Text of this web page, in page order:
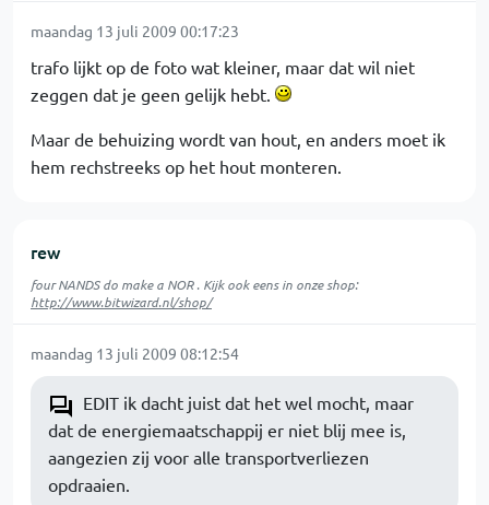
maandag 13 juli 2009 00:17:23
trafo lijkt op de foto wat kleiner, maar dat wil niet
zeggen dat je geen gelijk hebt.
Maar de behuizing wordt van hout, en anders moet ik
hem rechstreeks op het hout monteren.
rew
four NANDS do make a NOR . Kijk ook eens in onze shop:
http://www.bitwizard.nl/shop/
maandag 13 juli 2009 08:12:54
EDIT ik dacht juist dat het wel mocht, maar
dat de energiemaatschappij er niet blij mee is,
aangezien zij voor alle transportverliezen
opdraaien.